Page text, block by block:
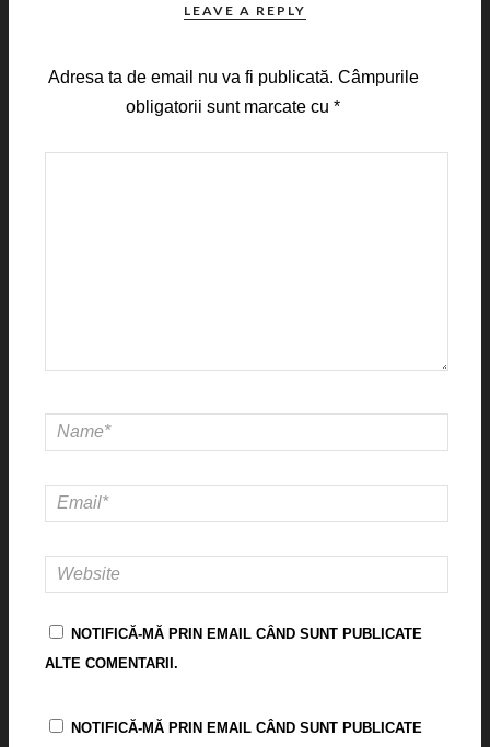
LEAVE A REPLY
Adresa ta de email nu va fi publicată. Câmpurile
obligatorii sunt marcate cu*
NOTIFICĂ-MĂ PRIN EMAIL CÂND SUNT PUBLICATE
ALTE COMENTARII.
NOTIFICĂ-MĂ PRIN EMAIL CÂND SUNT PUBLICATE